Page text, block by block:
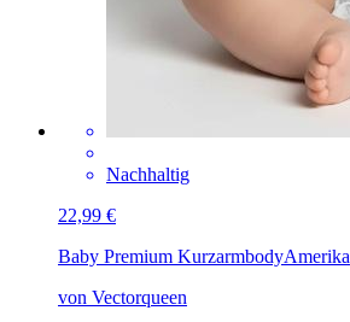
Nachhaltig
22,99 €
Baby Premium KurzarmbodyAmerika
von Vectorqueen